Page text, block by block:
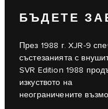
БЪДЕТЕ
През 1988 г. XJR-9
състезанията с
SVR Edition 1988
изкуството на
неограничените